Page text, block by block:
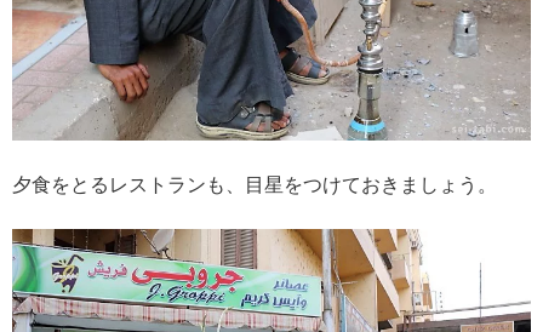
夕食をとるレストランも、目星をつけておきましょう。